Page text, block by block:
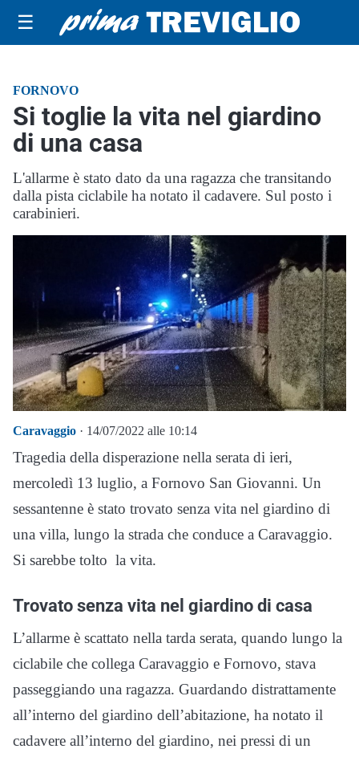
☰
FORNOVO
Si toglie la vita nel giardino
di una casa
L'allarme è stato dato da una ragazza che transitando
dalla pista ciclabile ha notato il cadavere. Sul posto i
carabinieri.
Caravaggio · 14/07/2022 alle 10:14
Tragedia della disperazione nella serata di ieri,
mercoledì 13 luglio, a Fornovo San Giovanni. Un
sessantenne è stato trovato senza vita nel giardino di
una villa, lungo la strada che conduce a Caravaggio.
Si sarebbe tolto la vita.
Trovato senza vita nel giardino di casa
L’allarme è scattato nella tarda serata, quando lungo la
ciclabile che collega Caravaggio e Fornovo, stava
passeggiando una ragazza. Guardando distrattamente
all’interno del giardino dell’abitazione, ha notato il
cadavere all’interno del giardino, nei pressi di un